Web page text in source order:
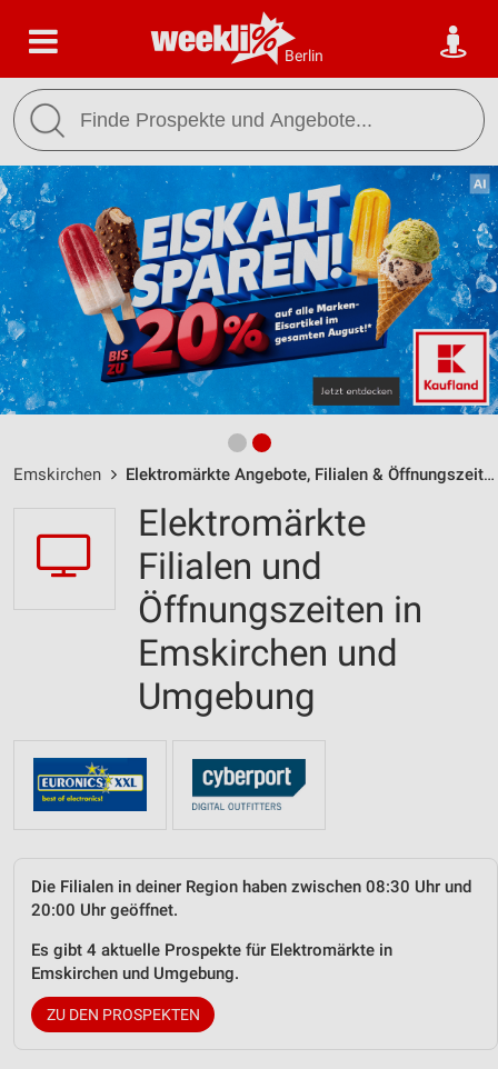
Berlin
Emskirchen Elektromärkte Angebote, Filialen & Öffnungszeiten
Elektromärkte
Filialen und
Öffnungszeiten in
Emskirchen und
Umgebung
Die Filialen in deiner Region haben zwischen 08:30 Uhr und
20:00 Uhr geöffnet.
Es gibt 4 aktuelle Prospekte für Elektromärkte in
Emskirchen und Umgebung.
ZU DEN PROSPEKTEN